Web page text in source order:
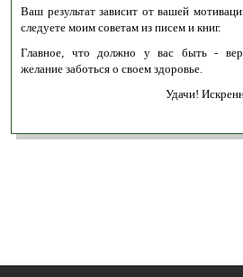
Ваш результат зависит от вашей
следуете моим советам из писем и книг.
Главное, что должно у вас быть -
желание заботься о своем здоровье.
Удачи!